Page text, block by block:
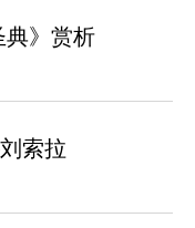
典》赏析
索拉